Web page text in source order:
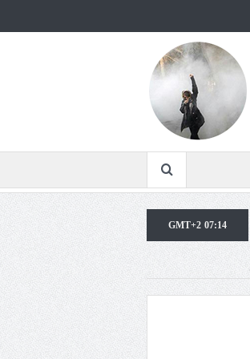
کرد+تحلیل
ترامپ: سرمایه‌گذاران دریافته‌اند که
GMT+2 07:14